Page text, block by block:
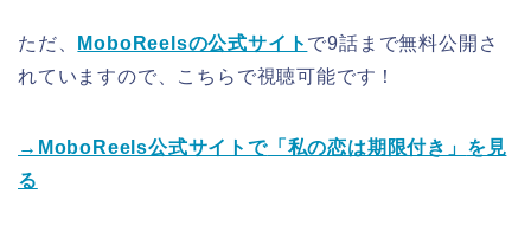
ただ、 MoboReelsの公式サイト で9話まで無料公開さ
れていますので、こちらで視聴可能です！
→MoboReels公式サイトで「私の恋は期限付き」 を見
る